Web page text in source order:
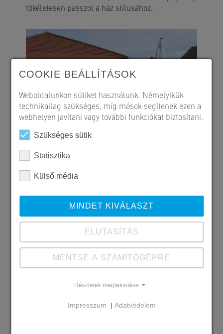
tökéletesen passzol a ház stílusához.
Zselickő - dióhéj
COOKIE BEÁLLÍTÁSOK
Weboldalunkon sütiket használunk. Némelyikük
technikailag szükséges, míg mások segítenek ezen a
webhelyen javítani vagy további funkciókat biztosítani.
Szükséges sütik
Statisztika
Külső média
MINDET KIVÁLASZT
ELUTASÍTÁS
MENTSE A SZÁMÍTÓGÉPRE
Részletek megtekintése
Impresszum | Adatvédelem